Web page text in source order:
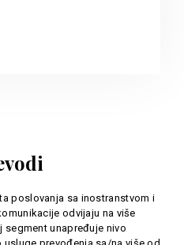
poslovanja sa inostranstvom i
odvijaju na više
segment unapređuje nivo
prevođenja sa/na više od